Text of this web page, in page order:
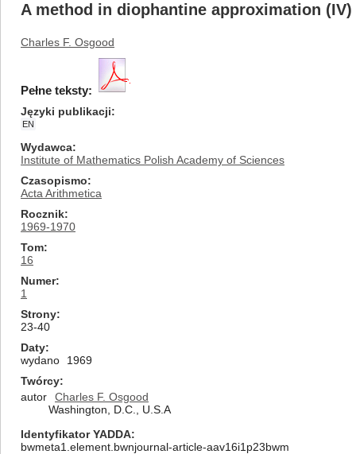
A method in diophantine approximation (IV)
Charles F. Osgood
Pełne teksty:
Języki publikacji
EN
Wydawca
Institute of Mathematics Polish Academy of Sciences
Czasopismo
Acta Arithmetica
Rocznik
1969-1970
Tom
16
Numer
1
Strony
23-40
Daty
wydano
1969
Twórcy
autor
Charles F. Osgood
Washington, D.C., U.S.A
Identyfikator YADDA
bwmeta1.element.bwnjournal-article-aav16i1p23bwm